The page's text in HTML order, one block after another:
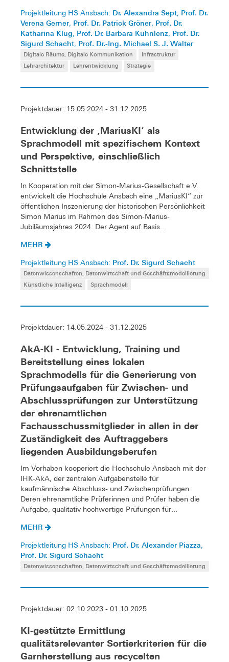
Projektleitung HS Ansbach: Dr. Alexandra Sept, Prof. Dr.
Verena Gerner, Prof. Dr. Patrick Gröner, Prof. Dr.
Katharina Klug, Prof. Dr. Barbara Kühnlenz, Prof. Dr.
Sigurd Schacht, Prof. Dr.-Ing. Michael S. J. Walter
Digitale Räume, Digitale Kommunikation
Infrastruktur
Lehrarchitektur
Lehrentwicklung Strategie
Projektdauer: 15.05.2024 - 31.12.2025
Entwicklung der ‚MariusKI‘ als
Sprachmodell mit spezifischem Kontext
und Perspektive, einschließlich
Schnittstelle
In Kooperation mit der Simon-Marius-Gesellschaft e.V.
entwickelt die Hochschule Ansbach eine „MariusKI“ zur
öffentlichen Inszenierung der historischen Persönlichkeit
Simon Marius im Rahmen des Simon-Marius-
Jubiläumsjahres 2024. Der Agent auf Basis...
MEHR
Projektleitung HS Ansbach: Prof. Dr. Sigurd Schacht
Datenwissenschaften, Datenwirtschaft und Geschäftsmodellierung
Künstliche Intelligenz
Sprachmodell
Projektdauer: 14.05.2024 - 31.12.2025
AkA-KI - Entwicklung, Training und
Bereitstellung eines lokalen
Sprachmodells für die Generierung von
Prüfungsaufgaben für Zwischen- und
Abschlussprüfungen zur Unterstützung
der ehrenamtlichen
Fachausschussmitglieder in allen in der
Zuständigkeit des Auftraggebers
liegenden Ausbildungsberufen
Im Vorhaben kooperiert die Hochschule Ansbach mit der
IHK-AkA, der zentralen Aufgabenstelle für
kaufmännische Abschluss- und Zwischenprüfungen.
Deren ehrenamtliche Prüferinnen und Prüfer haben die
Aufgabe, qualitativ hochwertige Prüfungen für...
MEHR
Projektleitung HS Ansbach: Prof. Dr. Alexander Piazza,
Prof. Dr. Sigurd Schacht
Datenwissenschaften, Datenwirtschaft und Geschäftsmodellierung
Projektdauer: 02.10.2023 - 01.10.2025
KI-gestützte Ermittlung
qualitätsrelevanter Sortierkriterien für die
Garnherstellung aus recycelten